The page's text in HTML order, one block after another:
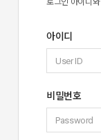
로그인 아이디
아이디
비밀번호